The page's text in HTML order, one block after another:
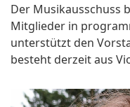
Der Musikausschuss
Mitglieder in
unterstützt den
besteht derzeit aus